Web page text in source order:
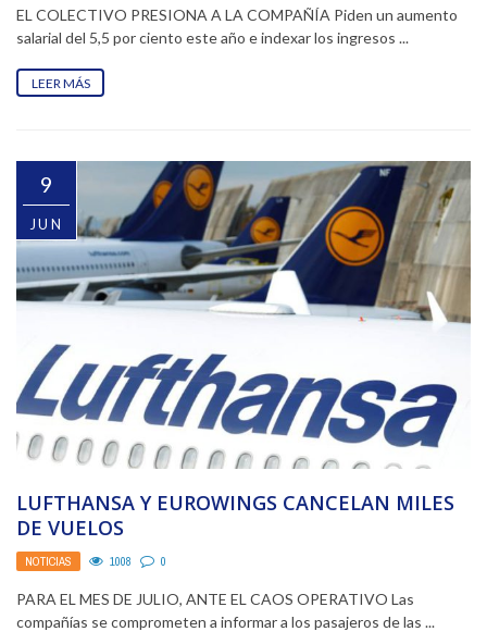
EL COLECTIVO PRESIONA A LA COMPAÑÍA Piden un aumento
salarial del 5,5 por ciento este año e indexar los ingresos ...
LEER MÁS
9
JUN
LUFTHANSA Y EUROWINGS CANCELAN MILES
DE VUELOS
NOTICIAS 1008 0
PARA EL MES DE JULIO, ANTE EL CAOS OPERATIVO Las
compañías se comprometen a informar a los pasajeros de las ...